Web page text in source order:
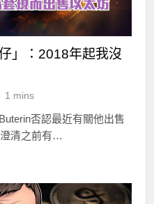
」：2018年起我沒
1 mins
否認最近有關他出售
清之前有…